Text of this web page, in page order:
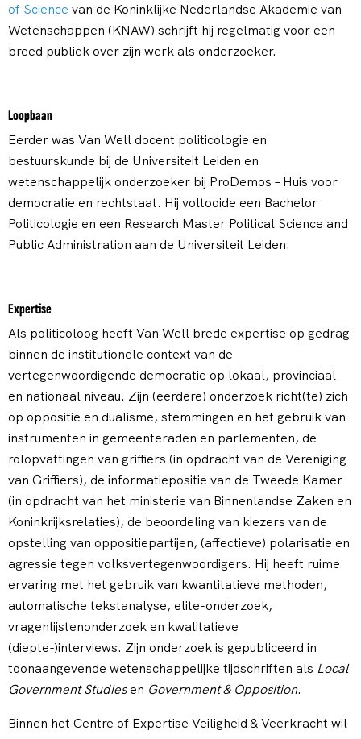
of Science van de Koninklijke Nederlandse Akademie van
Wetenschappen (KNAW) schrijft hij regelmatig voor een
breed publiek over zijn werk als onderzoeker.
Loopbaan
Eerder was Van Well docent politicologie en
bestuurskunde bij de Universiteit Leiden en
wetenschappelijk onderzoeker bij ProDemos – Huis voor
democratie en rechtstaat. Hij voltooide een Bachelor
Politicologie en een Research Master Political Science and
Public Administration aan de Universiteit Leiden.
Expertise
Als politicoloog heeft Van Well brede expertise op gedrag
binnen de institutionele context van de
vertegenwoordigende democratie op lokaal, provinciaal
en nationaal niveau. Zijn (eerdere) onderzoek richt(te) zich
op oppositie en dualisme, stemmingen en het gebruik van
instrumenten in gemeenteraden en parlementen, de
rolopvattingen van griffiers (in opdracht van de Vereniging
van Griffiers), de informatiepositie van de Tweede Kamer
(in opdracht van het ministerie van Binnenlandse Zaken en
Koninkrijksrelaties), de beoordeling van kiezers van de
opstelling van oppositiepartijen, (affectieve) polarisatie en
agressie tegen volksvertegenwoordigers. Hij heeft ruime
ervaring met het gebruik van kwantitatieve methoden,
automatische tekstanalyse, elite-onderzoek,
vragenlijstenonderzoek en kwalitatieve
(diepte-)interviews. Zijn onderzoek is gepubliceerd in
toonaangevende wetenschappelijke tijdschriften als Local
Government Studiesen Government & Opposition.
Binnen het Centre of Expertise Veiligheid & Veerkracht wil